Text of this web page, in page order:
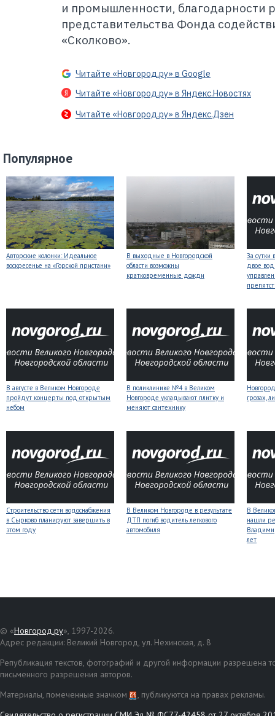
и промышленности, благодарности
представительства Фонда
«Сколково».
Читайте «Новгород.ру» в Google
Читайте «Новгород.ру» в Яндекс.Новостях
Читайте «Новгород.ру» в Яндекс.Дзен
Популярное
Авторские колонки: Идеальное
воскресенье на «Горской пристани»
В выходные в Новгородской
области возможны
кратковременные дожди
За сутки
двое
В августе в Великом Новгороде
пройдут концерты под открытым
небом
В поликлинике №4 в Великом
Новгороде укладывают плитку и
меняют сантехнику
грозах,
Строительство сети водоснабжения
в Сырково планируют завершить в
этом году
В Великом Новгороде в результате
ДТП погиб водитель легкового
автомобиля
В
нашли
лет
© «Новгород.ру», 1997-2026.
Адрес редакции: Великий Новгород, ул. Нехинская, д. 8
Републикация текстов, фотографий и другой информации разрешена
письменного разрешения авторов.
Материалы, помеченные значком
, публикуются на правах рекламы.